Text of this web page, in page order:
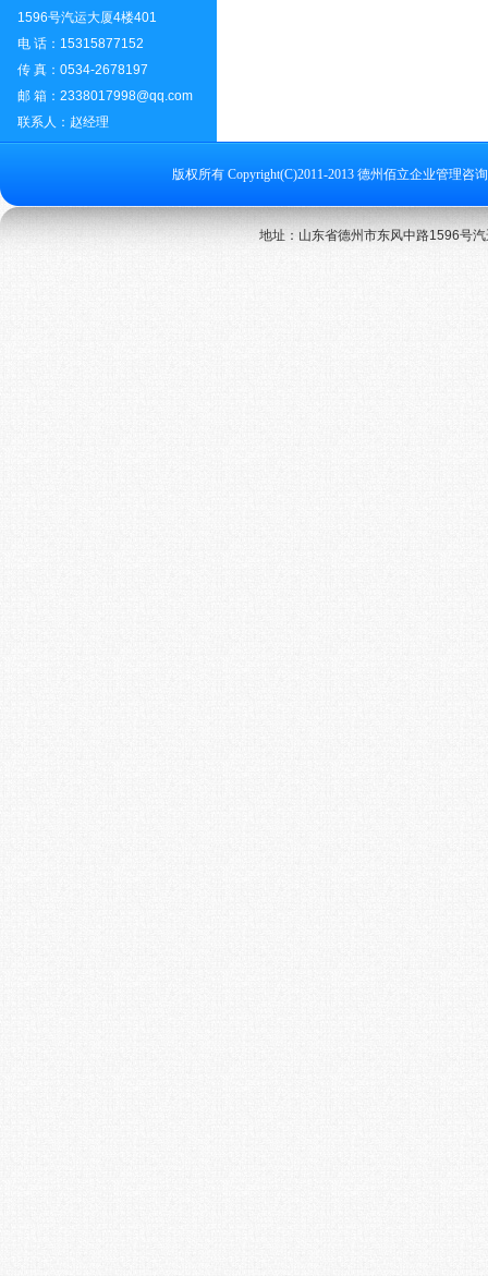
1596号汽运大厦4楼401
电 话：15315877152
传 真：0534-2678197
邮 箱：2338017998@qq.com
联系人：赵经理
版权所有 Copyright(C)2011-2013 德州佰立企业管理咨
地址：山东省德州市东风中路1596号